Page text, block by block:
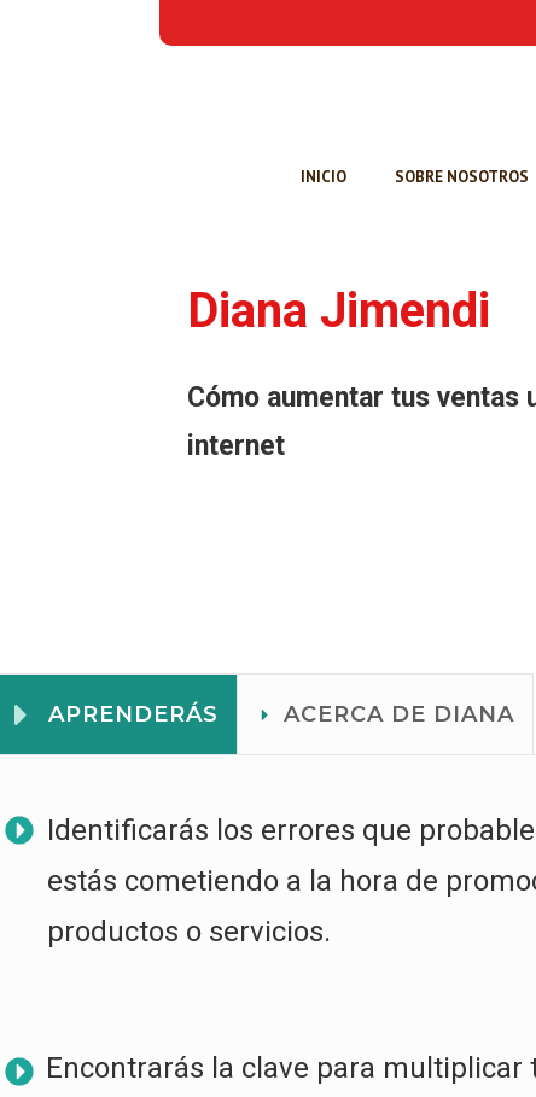
INICIO SOBRE NOSOTROS
Diana Jimendi
Cómo aumentar tus ventas
internet
APRENDERÁS ACERCA DE DIANA
Identificarás los errores que
estás cometiendo a la hora de
productos o servicios.
Encontrarás la clave para multiplicar